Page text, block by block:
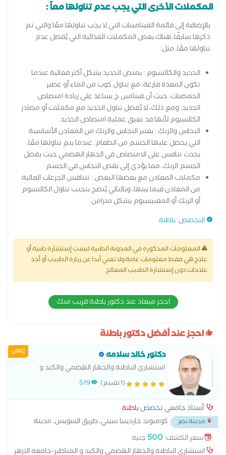
المكملات الأخرى التي يجب عدم تناولها معاً :
بالإضافة إلى قائمة الفيتامينات التي لا يجب تناولها معًا والتي تم
ذكرها سابقًا، هناك بعض المكملات الغذائية التي يُفضل عدم
تناولها معًا، مثل:
الحديد والكالسيوم : يمتص الحديد بشكل أكثر فعالية عندما
تكون المعدة فارغة، مع تناول كوب من الماء أو عصير
الحمضيات، حيث أن فيتامين ج يساعد على زيادة امتصاص
الحديد. ومع ذلك، لا يُفضل تناول الحديد مع مكملات أو مصادر
الكالسيوم لأنها قد تعيق عملية امتصاص الحديد.
النحاس والزنك : يعتبر النحاس والزنك من المعادن الأساسية
التي يحصل عليها الجسم من الطعام. عندما يتم تناولها معًا،
يحدث تنافس على الامتصاص في الجهاز الهضمي حيث يفضل
الجسم الزنك، مما يؤدي إلى نقص النحاس في الجسم.
مكملات المعادن مع بعضها البعض : تتنافس الجرعات العالية
من المعادن فيما بينها، وبالتالي يُنصح بتجنب تناول الكالسيوم
أو الزنك أو المغنيسيوم بشكل متزامن.
التخصص:باطنة
المعلومات المذكورة في المدونة الطبية ليست إستشارة طبية أو
علاج هي فقط معلومات عامة ولا تغني أبدا عن زيارة الطبيب أو أخذ
علاجات دون إستشارة الطبيب المعالج
احجز ميعاد عند دكتور باطنة قريب منك
احجز عند أفضل دكتور باطنة
إعلان دكتور خالد سلامه
استشاري الباطنة والجهاز الهضمي والكبد و
المناظير-جامعه الازهر
(1 تقييم) 579
أستاذ جامعي تخصصباطنة
مدينة نصر
كومبوند جاردينيا سيتي، طريق السويس، مدينة
نصر...سعر الكشف:500 جنيه
استشاري الباطنة والجهاز الهضمي والكبد و المناظير-جامعه الازهر